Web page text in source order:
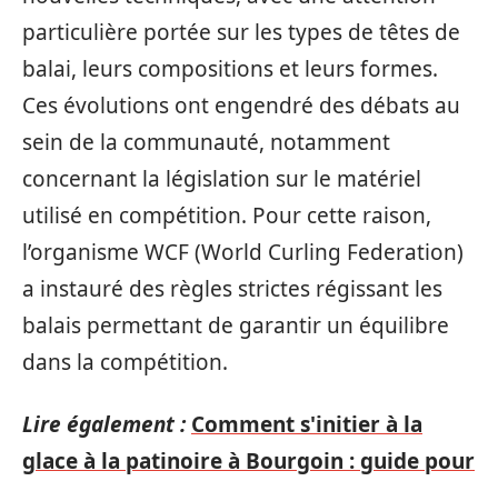
particulière portée sur les types de têtes de
balai, leurs compositions et leurs formes.
Ces évolutions ont engendré des débats au
sein de la communauté, notamment
concernant la législation sur le matériel
utilisé en compétition. Pour cette raison,
l’organisme WCF (World Curling Federation)
a instauré des règles strictes régissant les
balais permettant de garantir un équilibre
dans la compétition.
Lire également : Comment s'initier à la
glace à la patinoire à Bourgoin : guide pour